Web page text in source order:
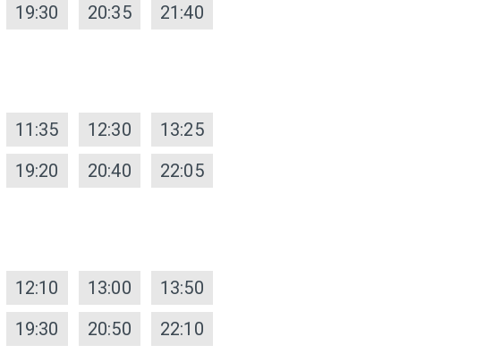
19:30 20:35
21:40
11:35 12:30
13:25
19:20 20:40
22:05
12:10 13:00
13:50
19:30 20:50
22:10